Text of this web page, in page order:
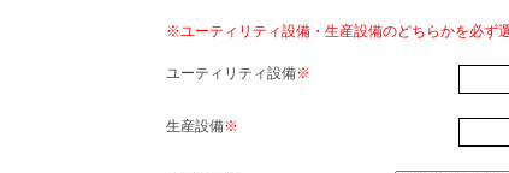
※ユーティリティ設備・生産設備のどちらかを必ず
ユーティリティ設備※
生産設備※